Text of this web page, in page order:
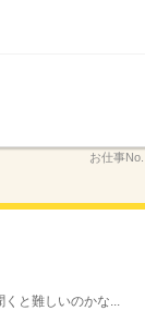
お仕事No.
と難しいのかな...